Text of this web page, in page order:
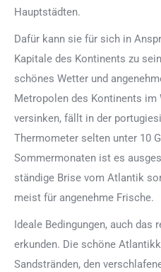
Hauptstädten.
Dafür kann sie für sich in
Kapitale des Kontinents zu
schönes Wetter und
Metropolen des Kontinents im
versinken, fällt in der
Thermometer selten unter 10
Sommermonaten ist es
ständige Brise vom Atlantik
meist für angenehme Frische.
Ideale Bedingungen, auch das
erkunden. Die schöne
Sandstränden, den